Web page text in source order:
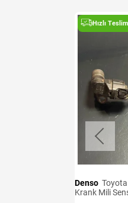
Hızlı
Denso
Krank Mili